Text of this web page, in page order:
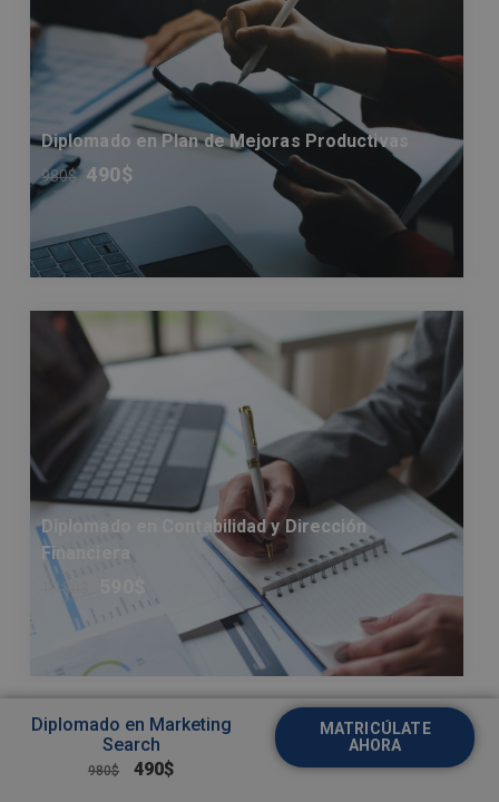
Diplomado en Plan de Mejoras Productivas
980$ 490$
Diplomado en Contabilidad y Dirección
Financiera
1.180
Diplomado en Marketing
Search
980$ 490$
MATRICÚLATE
AHORA